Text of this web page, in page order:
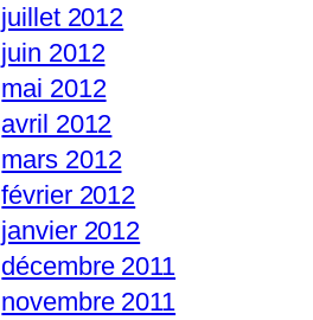
juillet 2012
juin 2012
mai 2012
avril 2012
mars 2012
février 2012
janvier 2012
décembre 2011
novembre 2011